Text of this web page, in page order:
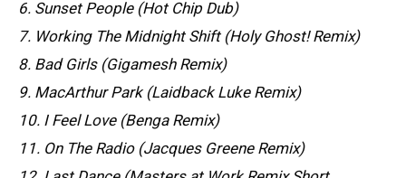
6. Sunset People (Hot Chip Dub)
7. Working The Midnight Shift (Holy Ghost! Remix)
8. Bad Girls (Gigamesh Remix)
9. MacArthur Park (Laidback Luke Remix)
10. I Feel Love (Benga Remix)
11. On The Radio (Jacques Greene Remix)